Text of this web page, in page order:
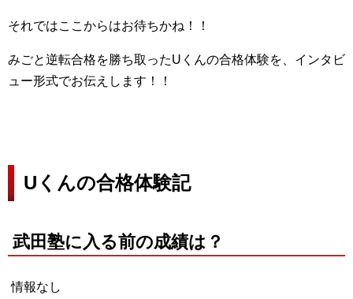
それではここからはお待ちかね！！
みごと逆転合格を勝ち取ったUくんの合格体験を、インタビ
ュー形式でお伝えします！！
Uくんの合格体験記
武田塾に入る前の成績は？
情報なし